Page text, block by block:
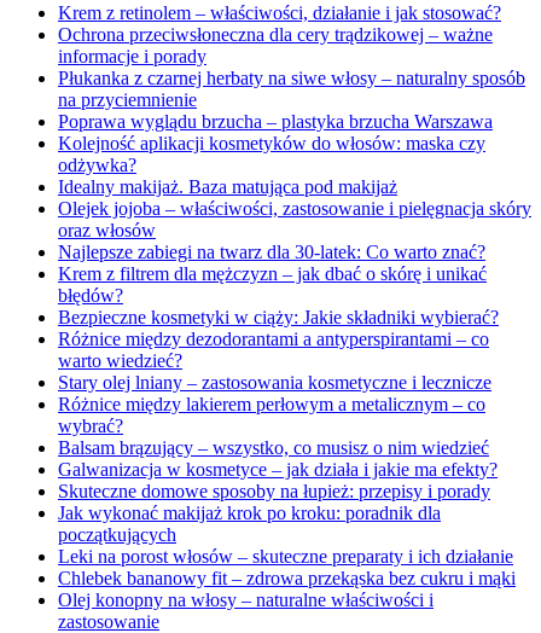
Krem z retinolem – właściwości, działanie i jak stosować?
Ochrona przeciwsłoneczna dla cery trądzikowej – ważne
informacje i porady
Płukanka z czarnej herbaty na siwe włosy – naturalny sposób
na przyciemnienie
Poprawa wyglądu brzucha – plastyka brzucha Warszawa
Kolejność aplikacji kosmetyków do włosów: maska czy
odżywka?
Idealny makijaż. Baza matująca pod makijaż
Olejek jojoba – właściwości, zastosowanie i pielęgnacja skóry
oraz włosów
Najlepsze zabiegi na twarz dla 30-latek: Co warto znać?
Krem z filtrem dla mężczyzn – jak dbać o skórę i unikać
błędów?
Bezpieczne kosmetyki w ciąży: Jakie składniki wybierać?
Różnice między dezodorantami a antyperspirantami – co
warto wiedzieć?
Stary olej lniany – zastosowania kosmetyczne i lecznicze
Różnice między lakierem perłowym a metalicznym – co
wybrać?
Balsam brązujący – wszystko, co musisz o nim wiedzieć
Galwanizacja w kosmetyce – jak działa i jakie ma efekty?
Skuteczne domowe sposoby na łupież: przepisy i porady
Jak wykonać makijaż krok po kroku: poradnik dla
początkujących
Leki na porost włosów – skuteczne preparaty i ich działanie
Chlebek bananowy fit – zdrowa przekąska bez cukru i mąki
Olej konopny na włosy – naturalne właściwości i
zastosowanie